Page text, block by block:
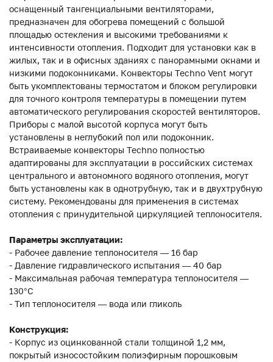
оснащенный тангенциальными вентиляторами,
предназначен для обогрева помещений с большой
площадью остекления и высокими требованиями к
интенсивности отопления. Подходит для установки как в
жилых, так и в офисных зданиях с панорамными окнами и
низкими подоконниками. Конвекторы Techno Vent могут
быть укомплектованы термостатом и блоком регулировки
для точного контроля температуры в помещении путем
автоматического регулирования скоростей вентиляторов.
Приборы с малой высотой корпуса могут быть
установлены в неглубокий пол или подоконник.
Встраиваемые конвекторы Techno полностью
адаптированы для эксплуатации в российских системах
центрального и автономного водяного отопления, могут
быть установлены как в однотрубную, так и в двухтрубную
систему. Рекомендованы для применения в системах
отопления с принудительной циркуляцией теплоносителя.
Параметры эксплуатации:
- Рабочее давление теплоносителя — 16 бар
- Давление гидравлического испытания — 40 бар
- Максимальная рабочая температура теплоносителя —
130°С
- Тип теплоносителя — вода или гликоль
Конструкция:
- Корпус из оцинкованной стали толщиной 1,2 мм,
покрытый износостойким полиэфирным порошковым